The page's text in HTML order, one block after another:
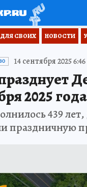
ДЛЯ СВОИХ НОВОСТИ
14 сентября 2025 6:46
2025 года
439
праздничную